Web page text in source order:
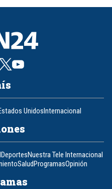
UnidosInternacional
DeportesNuestra Tele Internacional
SaludProgramasOpinión